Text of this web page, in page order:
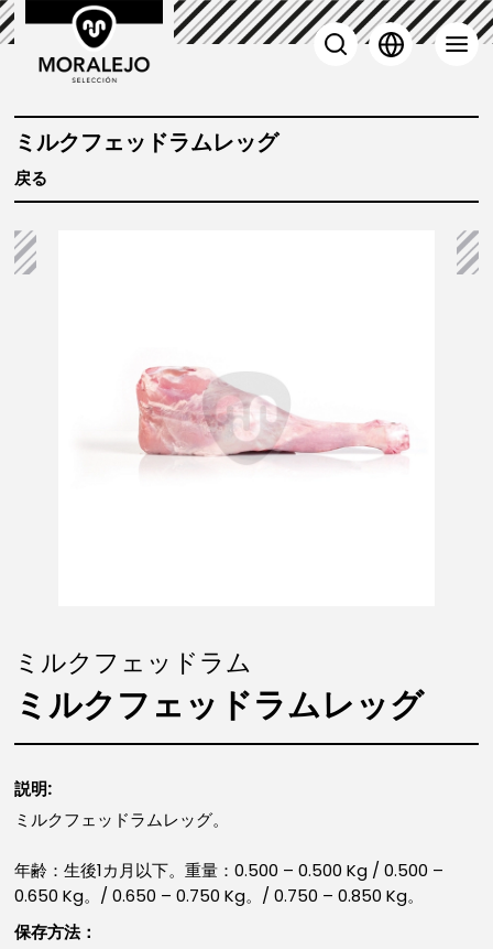
ミルクフェッドラムレッグ
戻る
ミルクフェッドラム
ミルクフェッドラムレッグ
説明:
ミルクフェッドラムレッグ。
年齢：生後1カ月以下。重量：0.500 – 0.500 Kg / 0.500 –
0.650 Kg。/ 0.650 – 0.750 Kg。/ 0.750 – 0.850 Kg。
保存方法：